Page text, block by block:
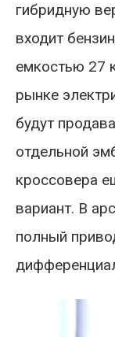
гибридную
входит
емкостью 27
рынке
будут
отдельной
кроссовера
вариант. В
полный